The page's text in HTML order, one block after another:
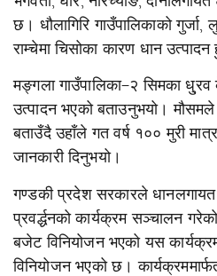
छ। धौलागिरि गाउँपालिकाको
राम्चेमा चिसोका कारण धान
मङ्गला गाउँपालिका–२ सिमका
उत्पादन भएको बताउनुभयो।
बताउँदै उहाँले गत वर्ष १०० मुरी
जानकारी दिनुभयो।
गण्डकी प्रदेश सरकारले धानलगायत
प्रवर्द्धनको कार्यक्रम सञ्चालन
बजेट विनियोजन भएको यस
विनियोजन भएको छ।